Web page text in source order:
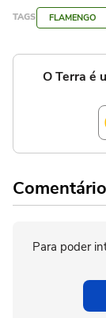
TAGS FLAMENGO
O Terra é
Para poder